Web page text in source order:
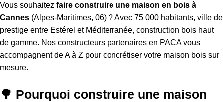
Vous souhaitez faire construire une maison en bois à
Cannes (Alpes-Maritimes, 06) ? Avec 75 000 habitants, ville de
prestige entre Estérel et Méditerranée, construction bois haut
de gamme. Nos constructeurs partenaires en PACA vous
accompagnent de A à Z pour concrétiser votre maison bois sur
mesure.
🌳 Pourquoi construire une maison